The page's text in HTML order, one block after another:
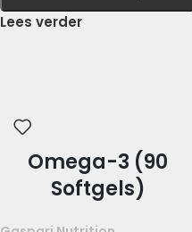
Lees verder
Omega-3 (90
Softgels)